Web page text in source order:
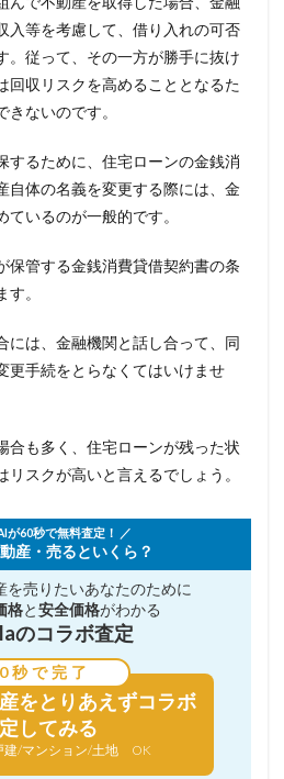
入等を考慮して、借り入れの可否
。従って、その一方が勝手に抜け
回収リスクを高めることとなるた
ないのです。
するために、住宅ローンの金銭消
自体の名義を変更する際には、金
いるのが一般的です。
保管する金銭消費貸借契約書の条
。
には、金融機関と話し合って、同
更手続をとらなくてはいけませ
合も多く、住宅ローンが残った状
スクが高いと言えるでしょう。
が60秒で無料査定！ ／
産・売るといくら？
を売りたいあなたのために
格と安全価格がわかる
のコラボ査定
秒で完了
をとりあえずコラボ
してみる
建/マンション/土地 OK